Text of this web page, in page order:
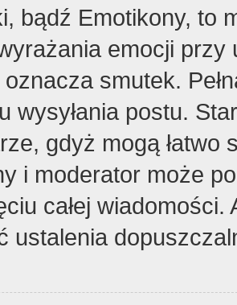
bądź Emotikony, to
emocji
smutek.
wysyłania postu.
gdyż mogą
i moderator może
całej
ustalenia